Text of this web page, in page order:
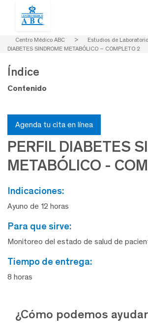
Centro Médico ABC > Estudios de
DIABETES SINDROME METABÓLICO – COMPLETO 2
PERFIL DIABETES
METABÓLICO -
indicaciones:
Ayuno de 12 horas
para que sirve:
Monitoreo del estado de salud de
tiempo de entrega:
8 horas
¿Cómo podemos
Índice
Contenido
Agenda tu cita en línea